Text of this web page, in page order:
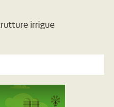
irrigue